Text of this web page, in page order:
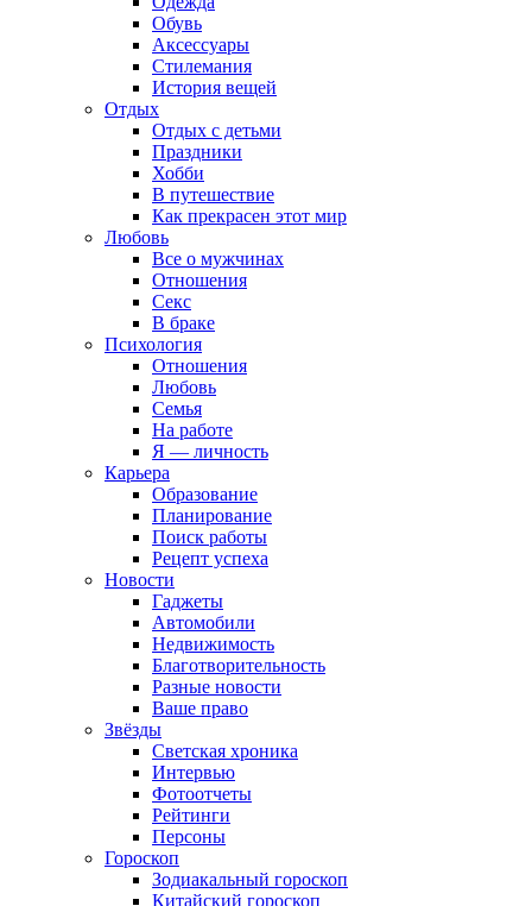
Обувь
Аксессуары
Стилемания
История вещей
Отдых
Отдых с детьми
Праздники
Хобби
В путешествие
Как прекрасен этот мир
Любовь
Все о мужчинах
Отношения
Секс
В браке
Психология
Отношения
Любовь
Семья
На работе
Я — личность
Карьера
Образование
Планирование
Поиск работы
Рецепт успеха
Новости
Гаджеты
Автомобили
Недвижимость
Благотворительность
Разные новости
Ваше право
Звёзды
Светская хроника
Интервью
Фотоотчеты
Рейтинги
Персоны
Гороскоп
Зодиакальный гороскоп
Китайский гороскоп